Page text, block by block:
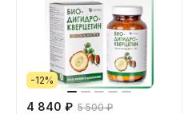
-12%
4 840 ₽ 5 500 ₽